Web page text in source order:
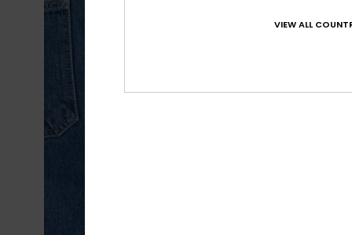
VIEW ALL